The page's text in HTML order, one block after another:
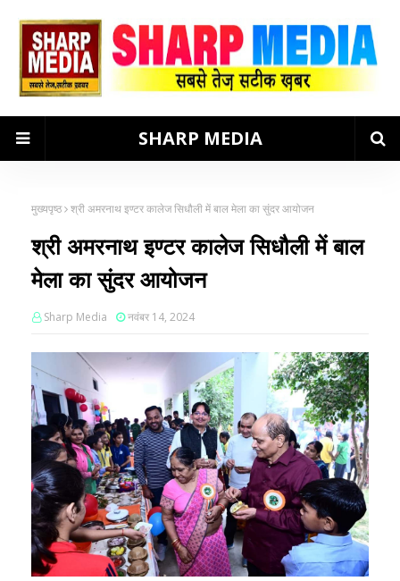
SHARP MEDIA
मुख्यपृष्ठ श्री अमरनाथ इण्टर कालेज सिधौली में बाल मेला का सुंदर आयोजन
श्री अमरनाथ इण्टर कालेज सिधौली में बाल
मेला का सुंदर आयोजन
Sharp Media नवंबर 14, 2024